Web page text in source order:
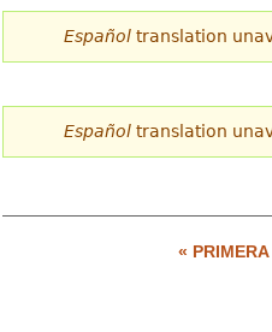
Español translation
Español translation
« PRIMERA